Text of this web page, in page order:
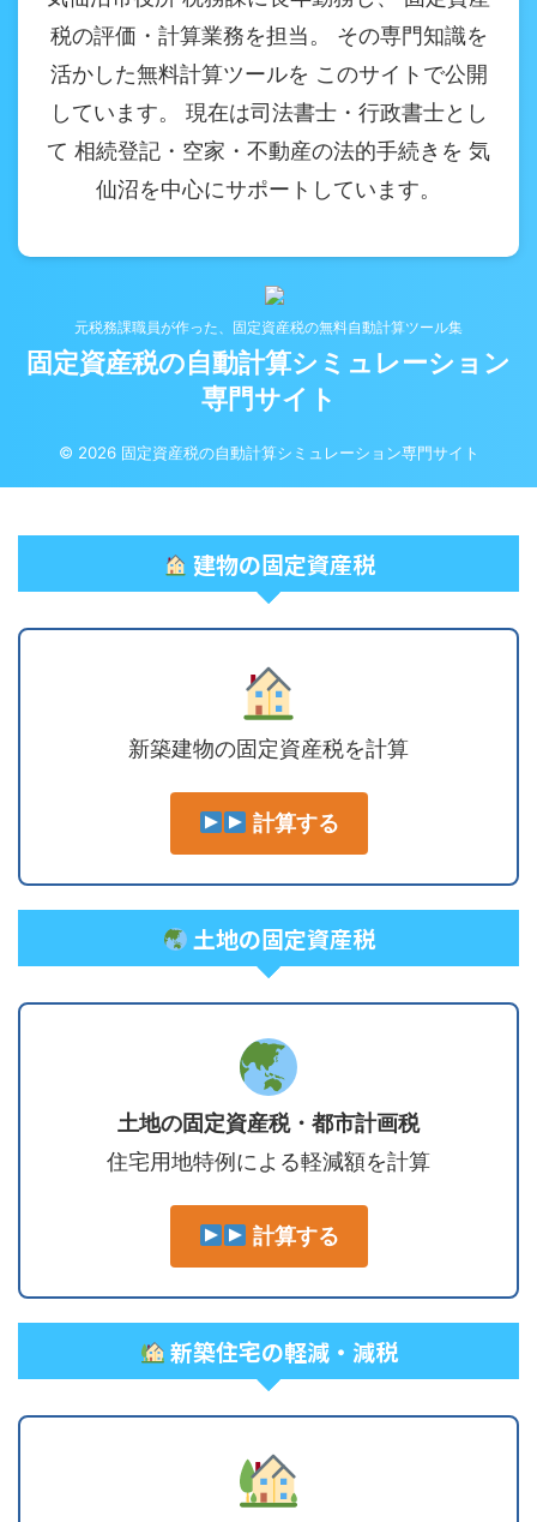
税の評価・計算業務を担当。 その専門知識を
活かした無料計算ツールを このサイトで公開
しています。 現在は司法書士・行政書士とし
て 相続登記・空家・不動産の法的手続きを 気
仙沼を中心にサポートしています。
元税務課職員が作った、固定資産税の無料自動計算ツール集
固定資産税の自動計算シミュレーション
専門サイト
© 2026 固定資産税の自動計算シミュレーション専門サイト
建物の固定資産税
新築建物の固定資産税を計算
計算する
土地の固定資産税
土地の固定資産税・都市計画税
住宅用地特例による軽減額を計算
計算する
新築住宅の軽減・減税